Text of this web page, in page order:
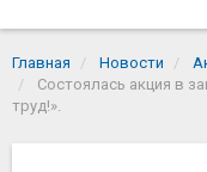
Главная Новости
Состоялась акция в
труд!».